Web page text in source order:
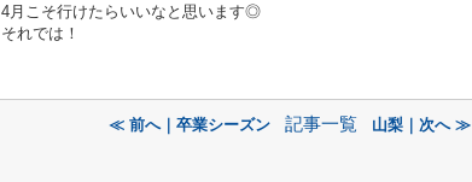
4月こそ行けたらいいなと思います◎
それでは！
≪ 前へ｜卒業シーズン 記事一覧 山梨｜次へ ≫